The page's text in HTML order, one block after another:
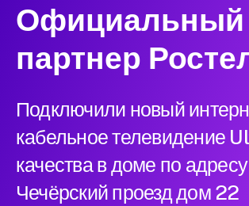
Официальный
партнер
Подключили новый
кабельное телевидение
качества в доме по адресу
Чечёрский проезд дом 22